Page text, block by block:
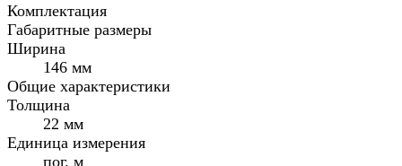
Комплектация
Габаритные размеры
Ширина
146 мм
Общие характеристики
Толщина
22 мм
Единица измерения
пог. м